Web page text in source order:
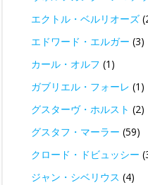
エクトル・ベルリオーズ
エドワード・エルガー (3)
カール・オルフ (1)
ガブリエル・フォーレ (1)
グスターヴ・ホルスト (2)
グスタフ・マーラー (59)
クロード・ドビュッシー
ジャン・シベリウス (4)